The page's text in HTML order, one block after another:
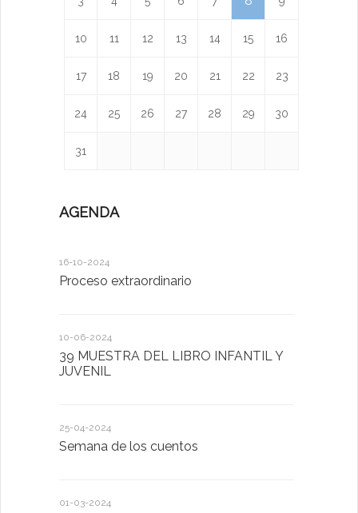
10 11 12 13 14 15 16
17 18 19 20 21 22 23
24 25 26 27 28 29 30
31
AGENDA
16-10-2024
Proceso extraordinario
10-06-2024
39 MUESTRA DEL LIBRO INFANTIL Y
JUVENIL
25-04-2024
Semana de los cuentos
01-03-2024